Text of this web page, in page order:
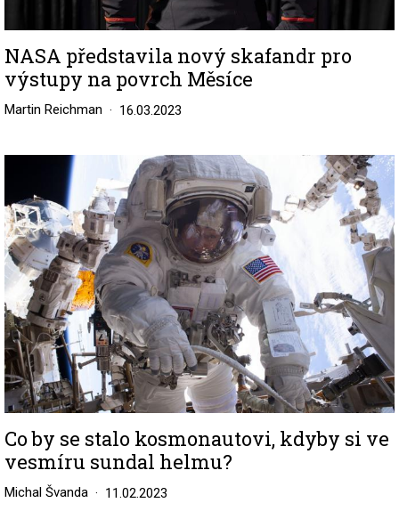
NASA představila nový skafandr pro
výstupy na povrch Měsíce
Martin Reichman 16.03.2023
Co by se stalo kosmonautovi, kdyby si ve
vesmíru sundal helmu?
Michal Švanda 11.02.2023